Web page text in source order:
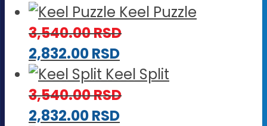
Keel Puzzle
3,540.00RSD
2,832.00RSD
Keel Split
3,540.00RSD
2,832.00RSD